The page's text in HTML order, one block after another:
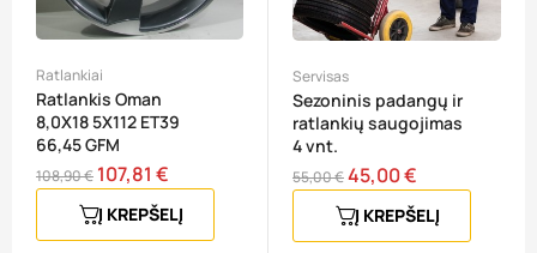
Ratlankiai
Ratlankis Oman
8,0X18 5X112 ET39
66,45 GFM
Bazinė
kaina
108,90 € Kaina
107,81 €
Į KREPŠELĮ
Servisas
Sezoninis padangų ir
ratlankių saugojimas
4 vnt.
Bazinė
kaina
55,00 €Kaina
45,00 €
Į KREPŠELĮ